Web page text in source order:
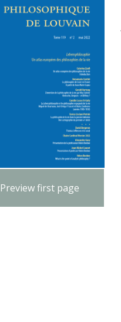
Preview first page